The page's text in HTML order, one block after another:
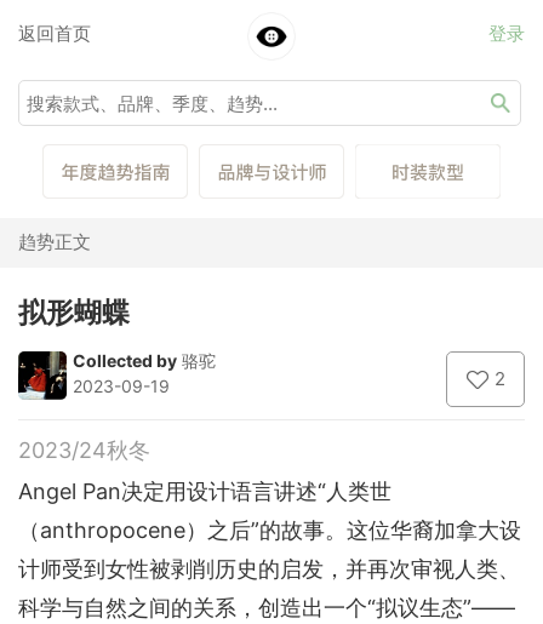
返回首页 登录
趋势正文
拟形蝴蝶
Collected by 骆驼
2023-09-19
2
2023/24秋冬
Angel Pan决定用设计语言讲述“人类世
（anthropocene）之后”的故事。这位华裔加拿大设
计师受到女性被剥削历史的启发，并再次审视人类、
科学与自然之间的关系，创造出一个“拟议生态”——